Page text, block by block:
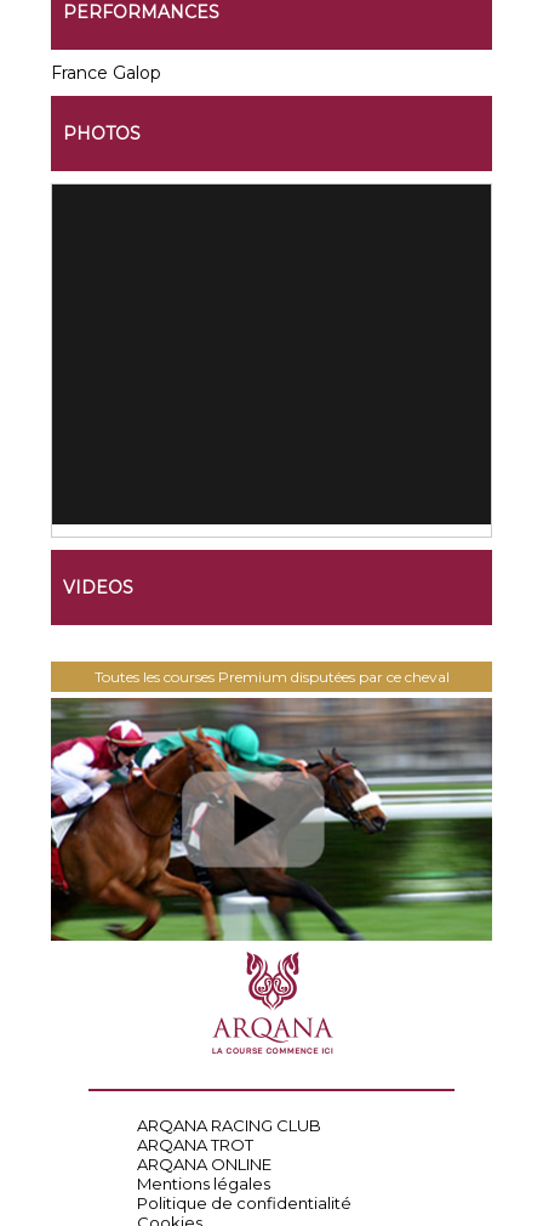
PERFORMANCES
France Galop
PHOTOS
VIDEOS
Toutes les courses Premium disputées par ce cheval
ARQANA RACING CLUB
ARQANA TROT
ARQANA ONLINE
Mentions légales
Politique de confidentialité